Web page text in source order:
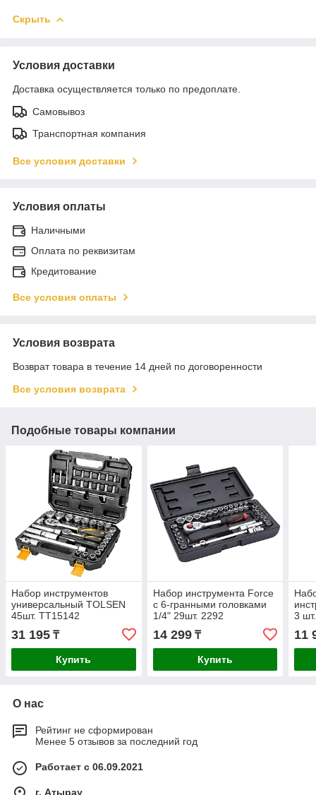
Скрыть
Условия доставки
Доставка осуществляется только по предоплате.
Самовывоз
Транспортная компания
Все условия доставки
Условия оплаты
Наличными
Оплата по реквизитам
Кредитование
Все условия оплаты
Условия возврата
Возврат товара в течение 14 дней по договоренности
Все условия возврата
Подобные товары компании
Набор инструментов
универсальный TOLSEN
45шт. TT15142
31 195 ₸
Купить
Набор инструмента Force
с 6-гранными головками
1/4" 29шт. 2292
14 299₸
Купить
3
11
О нас
Рейтинг не сформирован
Менее 5 отзывов за последний год
Работает с 06.09.2021
г. Атырау